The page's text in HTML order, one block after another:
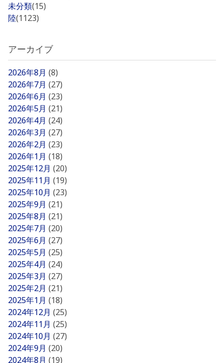
未分類(15)
陸(1123)
アーカイブ
2026年8月 (8)
2026年7月 (27)
2026年6月 (23)
2026年5月 (21)
2026年4月 (24)
2026年3月 (27)
2026年2月 (23)
2026年1月 (18)
2025年12月 (20)
2025年11月 (19)
2025年10月 (23)
2025年9月 (21)
2025年8月 (21)
2025年7月 (20)
2025年6月 (27)
2025年5月 (25)
2025年4月 (24)
2025年3月 (27)
2025年2月 (21)
2025年1月 (18)
2024年12月 (25)
2024年11月 (25)
2024年10月 (27)
2024年9月 (20)
2024年8月 (19)